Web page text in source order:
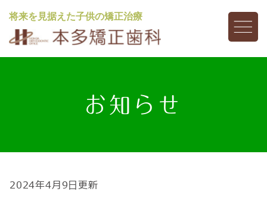
将来を見据えた子供の矯正治療
お知らせ
2024年4月9日更新